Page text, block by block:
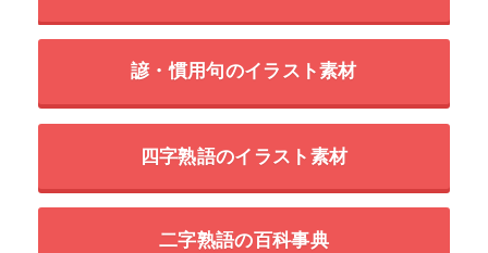
諺・慣用句のイラスト素材
四字熟語のイラスト素材
二字熟語の百科事典